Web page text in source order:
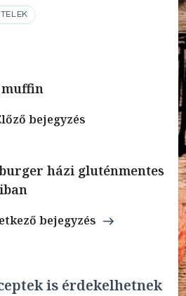
muffin
bejegyzés
házi gluténmentes
bejegyzés
is érdekelhetnek